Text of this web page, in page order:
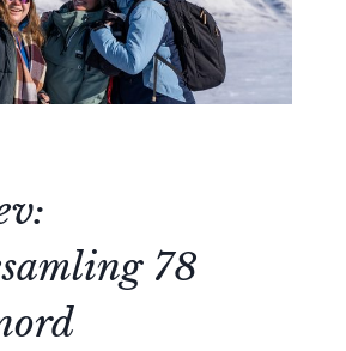
78